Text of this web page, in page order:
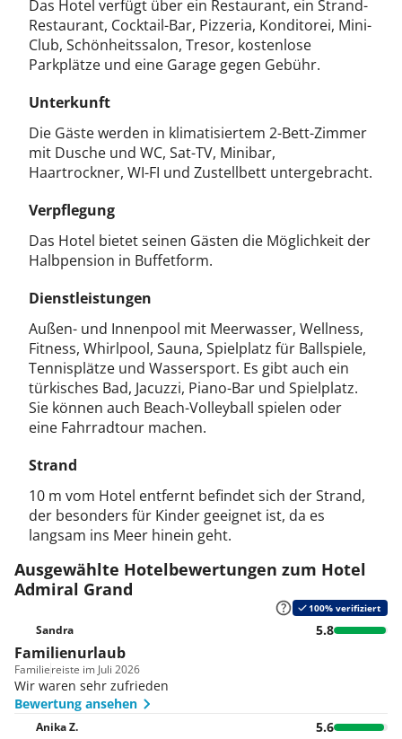
Das Hotel verfügt über ein Restaurant, ein Strand-
Restaurant, Cocktail-Bar, Pizzeria, Konditorei, Mini-
Club, Schönheitssalon, Tresor, kostenlose
Parkplätze und eine Garage gegen Gebühr.
Unterkunft
Die Gäste werden in klimatisiertem 2-Bett-Zimmer
mit Dusche und WC, Sat-TV, Minibar,
Haartrockner, WI-FI und Zustellbett untergebracht.
Verpflegung
Das Hotel bietet seinen Gästen die Möglichkeit der
Halbpension in Buffetform.
Dienstleistungen
Außen- und Innenpool mit Meerwasser, Wellness,
Fitness, Whirlpool, Sauna, Spielplatz für Ballspiele,
Tennisplätze und Wassersport. Es gibt auch ein
türkisches Bad, Jacuzzi, Piano-Bar und Spielplatz.
Sie können auch Beach-Volleyball spielen oder
eine Fahrradtour machen.
Strand
10 m vom Hotel entfernt befindet sich der Strand,
der besonders für Kinder geeignet ist, da es
langsam ins Meer hinein geht.
Ausgewählte Hotelbewertungen zum Hotel
Admiral Grand
100% verifiziert
Sandra 5.8
Familienurlaub
Familiereiste im Juli 2026
Wir waren sehr zufrieden
Bewertung ansehen
Anika Z. 5.6